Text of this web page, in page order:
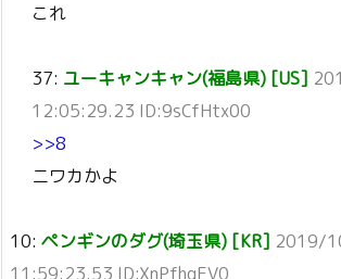
これ
37: ユーキャンキャン(福島県) [US]
12:05:29.23 ID:9sCfHtx00
>>8
ニワカかよ
10: ペンギンのダグ(埼玉県) [KR] 2019/
11:59:23.53 ID:XnPfhgEV0